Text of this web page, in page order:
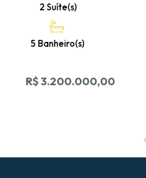
2 Suíte(s)
5 Banheiro(s)
R$ 3.200.000,00